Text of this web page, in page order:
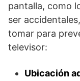
pantalla, como
ser
tomar para
televisor:
Ubicación